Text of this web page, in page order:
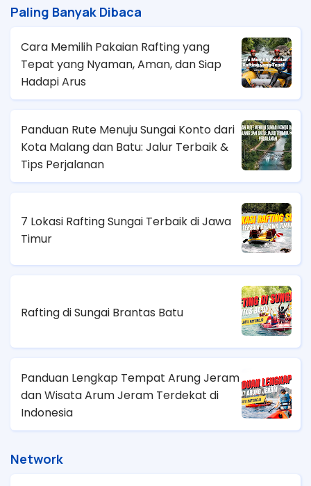
Paling Banyak Dibaca
Cara Memilih Pakaian Rafting yang
Tepat yang Nyaman, Aman, dan Siap
Hadapi Arus
Panduan Rute Menuju Sungai Konto dari
Kota Malang dan Batu: Jalur Terbaik &
Tips Perjalanan
7 Lokasi Rafting Sungai Terbaik di Jawa
Timur
Rafting di Sungai Brantas Batu
Panduan Lengkap Tempat Arung Jeram
dan Wisata Arum Jeram Terdekat di
Indonesia
Network